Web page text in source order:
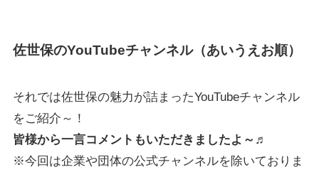
佐世保のYouTubeチャンネル（あいうえお順）
それでは佐世保の魅力が詰まったYouTubeチャンネル
をご紹介～！
皆様から一言コメントもいただきましたよ～♬
※今回は企業や団体の公式チャンネルを除いておりま